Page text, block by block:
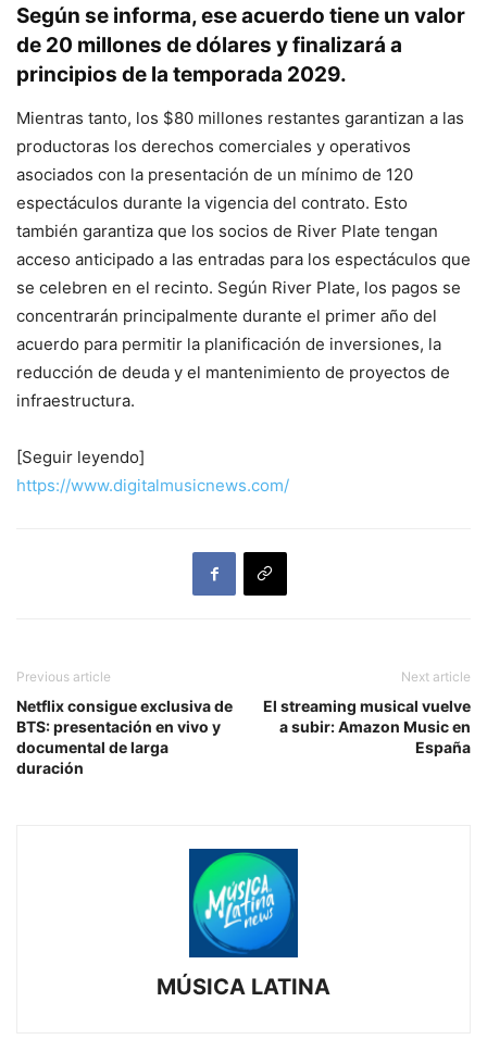
Según se informa, ese acuerdo tiene un valor
de 20 millones de dólares y finalizará a
principios de la temporada 2029.
Mientras tanto, los $80 millones restantes garantizan a las
productoras los derechos comerciales y operativos
asociados con la presentación de un mínimo de 120
espectáculos durante la vigencia del contrato. Esto
también garantiza que los socios de River Plate tengan
acceso anticipado a las entradas para los espectáculos que
se celebren en el recinto. Según River Plate, los pagos se
concentrarán principalmente durante el primer año del
acuerdo para permitir la planificación de inversiones, la
reducción de deuda y el mantenimiento de proyectos de
infraestructura.
[Seguir leyendo]
https://www.digitalmusicnews.com/
Previous article
Netflix consigue exclusiva de
BTS: presentación en vivo y
documental de larga
duración
Next article
El streaming musical vuelve
a subir: Amazon Music en
España
MÚSICA LATINA